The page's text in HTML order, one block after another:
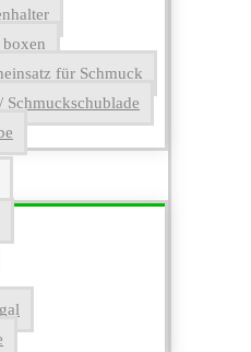
für Schmuck
Schmuckschublade